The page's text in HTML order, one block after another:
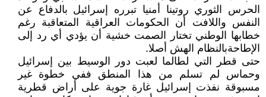
الحرس الثوري روتينا أمنيا تبرره إسرائيل بالدفاع عن
النفس واللافت أن الحكومات العراقية المتعاقبة رغم
خطابها الوطني تختار الصمت خشية أن يؤدي أي رد إلى
الإطاحةبالنظام الهش أصلا.
حتى قطر التي لطالما لعبت دور الوسيط بين إسرائيل
وحماس لم تسلم من هذا المنطق ففي خطوة غير
مسبوقة نفذت إسرائيل غارة جوية على أراض قطرية